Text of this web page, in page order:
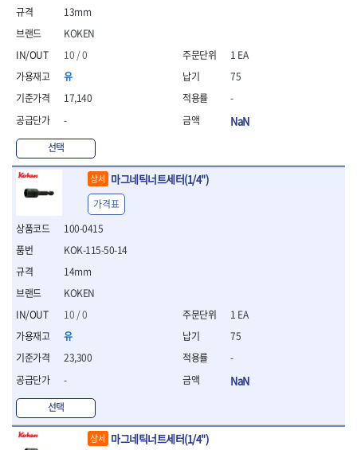
- 항공가위
- 클램프
- 망치
- 볼핀망치
- 함마망치
- 도끼
- 판금망치
- 나일론무반동망치
- 플라스틱망치
- 고무망치
- 센타펀치
- 평치즐
- 핀펀치세트
- 펀치세트
- 톱대
- 용접용품
- 빠루
- 커터칼
- 전지가위
KOKEN
10 / 0
유
17,140
-
선택
13mm
1 EA
75
-
NaN
상세 마그네틱너트세터(1/4")
100-0415
KOKEN
10 / 0
유
23,300
-
선택
KOK-115-50-14
14mm
가격표
1 EA
75
-
NaN
상세 마그네틱너트세터(1/4")